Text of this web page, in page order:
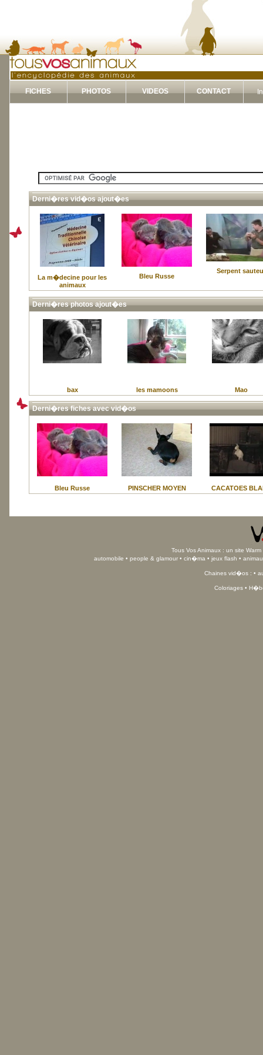
FICHES PHOTOS VIDEOS CONTACT
Derni�res vid�os ajout�es
La m�decine pour les
animaux
Bleu Russe
Serpent
Derni�res photos ajout�es
bax les mamoons Mao
Derni�res fiches avec vid�os
Bleu Russe PINSCHER MOYEN CACATOES
Tous Vos Animaux : un site
automobile • people & glamour • cin�ma • jeux flash •
Chaines vid�os : •
Coloriages •